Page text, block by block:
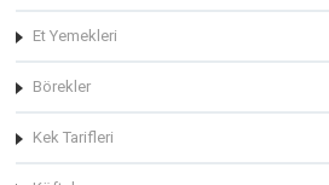
Et Yemekleri
Börekler
Kek Tarifleri